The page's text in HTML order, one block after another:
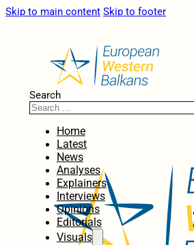
Skip to main content Skip to footer
Search
Home
Latest
News
Analyses
Explainers
Interviews
Opinions
Editorials
Visuals